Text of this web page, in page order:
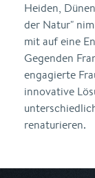
Heiden,
der Natur"
mit auf eine
Gegenden
engagierte
innovative
renaturieren.